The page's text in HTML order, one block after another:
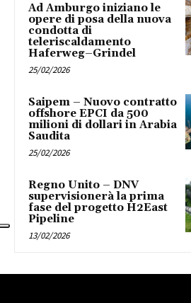
Ad Amburgo iniziano le
opere di posa della nuova
condotta di
teleriscaldamento
Haferweg–Grindel
25/02/2026
Saipem – Nuovo contratto
offshore EPCI da 500
milioni di dollari in Arabia
Saudita
25/02/2026
Regno Unito – DNV
supervisionerà la prima
fase del progetto H2East
Pipeline
13/02/2026